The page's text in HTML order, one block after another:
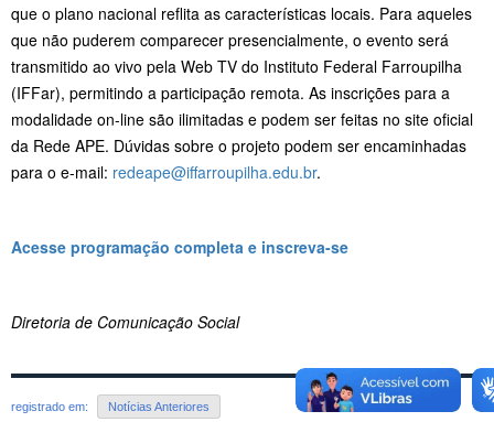
que o plano nacional reflita as características locais. Para aqueles
que não puderem comparecer presencialmente, o evento será
transmitido ao vivo pela Web TV do Instituto Federal Farroupilha
(IFFar), permitindo a participação remota. As inscrições para a
modalidade on-line são ilimitadas e podem ser feitas no site oficial
da Rede APE. Dúvidas sobre o projeto podem ser encaminhadas
para o e-mail: redeape@iffarroupilha.edu.br.
Acesse programação completa e inscreva-se
Diretoria de Comunicação Social
registrado em: Notícias Anteriores